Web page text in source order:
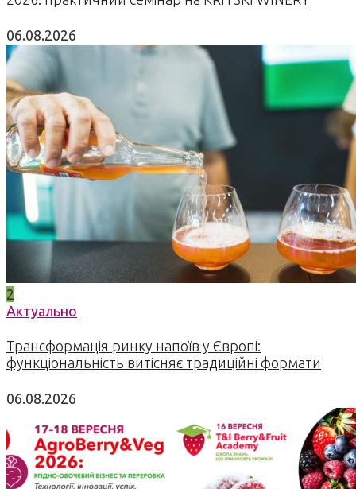
06.08.2026
2
Актуально
Трансформація ринку напоїв у Європі:
функціональність витісняє традиційні формати
06.08.2026